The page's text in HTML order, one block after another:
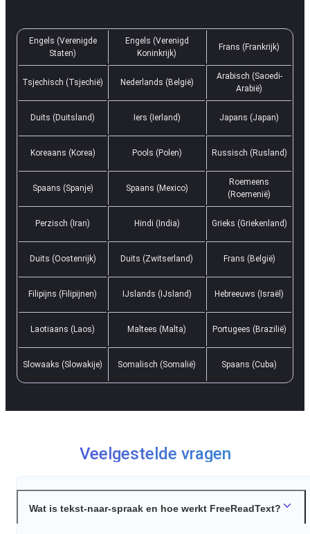
Engels (Verenigde
Staten)
Engels (Verenigd
Koninkrijk)
Frans (Frankrijk)
Tsjechisch (Tsjechië) Nederlands (België)
Arabisch (Saoedi-
Arabië)
Duits (Duitsland) Iers (Ierland) Japans (Japan)
Koreaans (Korea) Pools (Polen) Russisch (Rusland)
Spaans (Spanje) Spaans (Mexico)
Roemeens
(Roemenië)
Perzisch (Iran) Hindi (India) Grieks (Griekenland)
Duits (Oostenrijk) Duits (Zwitserland) Frans (België)
Filipijns (Filipijnen) IJslands (IJsland) Hebreeuws (Israël)
Laotiaans (Laos) Maltees (Malta) Portugees (Brazilië)
Slowaaks (Slowakije) Somalisch (Somalië) Spaans (Cuba)
Veelgestelde vragen
Wat is tekst-naar-spraak en hoe werkt FreeReadText?